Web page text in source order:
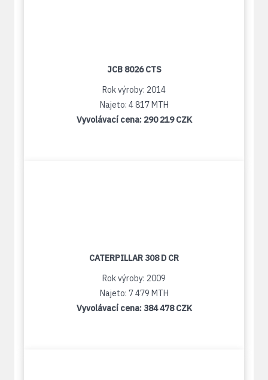
JCB 8026 CTS
Rok výroby: 2014
Najeto: 4 817 MTH
Vyvolávací cena: 290 219 CZK
CATERPILLAR 308 D CR
Rok výroby: 2009
Najeto: 7 479 MTH
Vyvolávací cena: 384 478 CZK